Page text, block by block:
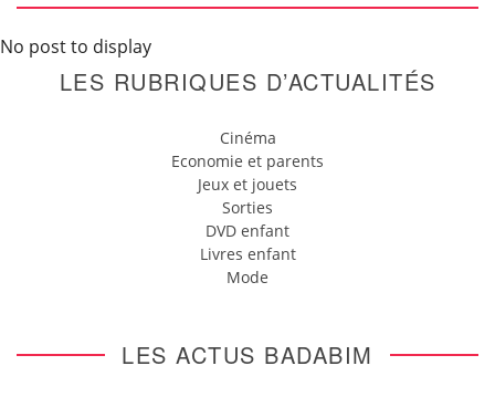
No post to display
LES RUBRIQUES D’ACTUALITÉS
Cinéma
Economie et parents
Jeux et jouets
Sorties
DVD enfant
Livres enfant
Mode
LES ACTUS BADABIM